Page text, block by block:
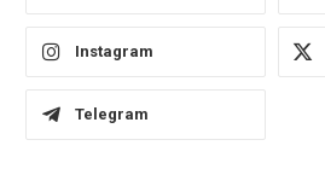
Instagram
Telegram